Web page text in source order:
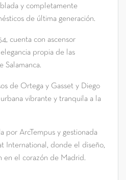
y completamente
de última generación.
cuenta con ascensor
propia de las
Salamanca.
de Ortega y Gasset y Diego
vibrante y tranquila a la
por ArcTempus y gestionada
International, donde el diseño,
en el corazón de Madrid.